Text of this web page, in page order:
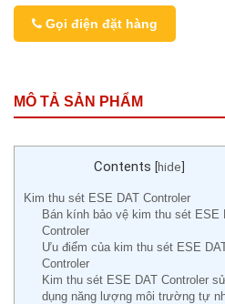
Gọi điện đặt hàng
MÔ TẢ SẢN PHẨM
Contents [hide]
Kim thu sét ESE DAT Controler
Bán kính bảo vệ kim thu sét ESE
Controler
Ưu điểm của kim thu sét ESE
Controler
Kim thu sét ESE DAT Controler
dụng năng lượng môi trường tự